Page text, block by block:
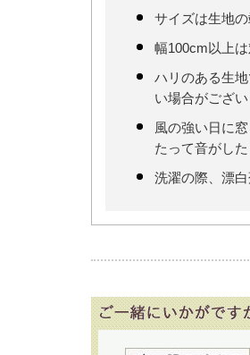
サイズは生地
幅100cm以上
ハリのある生
い場合がござ
風の強い日に
たって音がし
洗濯の際、漂